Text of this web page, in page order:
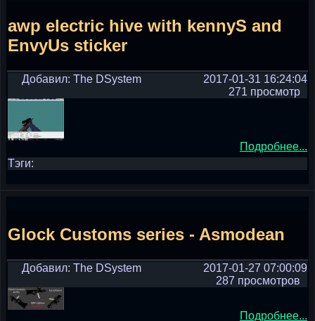
awp electric hive with kennyS and
EnvyUs sticker
Добавил: The DSystem
2017-01-31 16:24:04
271 просмотр
Подробнее...
Тэги:
Glock Customs series - Asmodean
Добавил: The DSystem
2017-01-27 07:00:09
287 просмотров
Подробнее...